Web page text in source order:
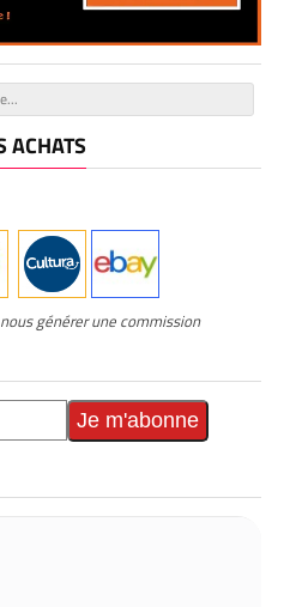
ACHATS
générer une commission